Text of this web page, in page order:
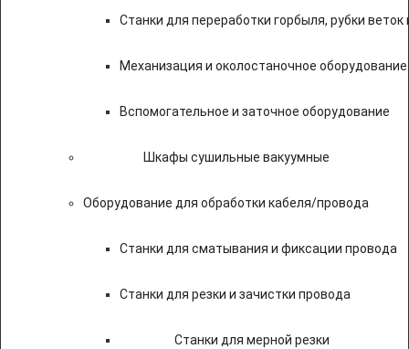
Станки для переработки горбыля, рубки веток
Механизация и околостаночное оборудование
Вспомогательное и заточное оборудование
Шкафы сушильные вакуумные
Оборудование для обработки кабеля/провода
Станки для сматывания и фиксации провода
Станки для резки и зачистки провода
Станки для мерной резки